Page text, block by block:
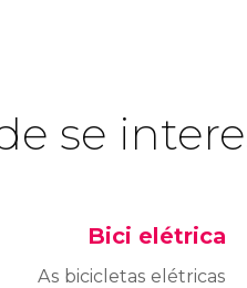
se
Bici elétrica
As bicicletas elétricas